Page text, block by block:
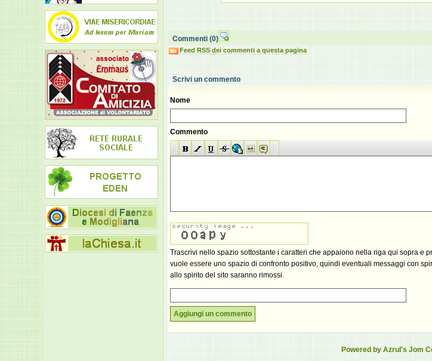
Commenti (0)
Feed RSS dei commenti a questa pagina
Scrivi un commento
Nome
Commento
Trascrivi nello spazio sottostante i caratteri che appaiono nella riga qui sopra e
vuole essere uno spazio di confronto positivo, quindi eventuali messaggi con
allo spirito del sito saranno rimossi.
Aggiungi un commento
Powered by Azrul's Jom